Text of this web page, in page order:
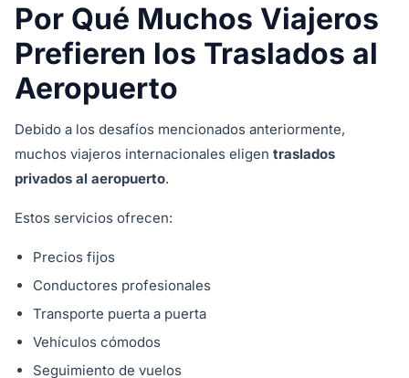
Por Qué Muchos Viajeros
Prefieren los Traslados al
Aeropuerto
Debido a los desafíos mencionados anteriormente,
muchos viajeros internacionales eligen traslados
privados al aeropuerto.
Estos servicios ofrecen:
Precios fijos
Conductores profesionales
Transporte puerta a puerta
Vehículos cómodos
Seguimiento de vuelos